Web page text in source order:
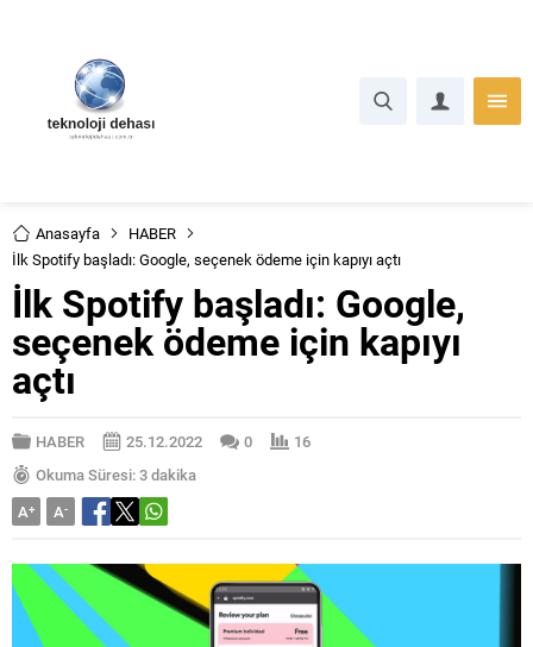
Anasayfa
HABER
İlk Spotify başladı: Google, seçenek ödeme için kapıyı açtı
İlk Spotify başladı: Google,
seçenek ödeme için kapıyı
açtı
HABER 25.12.2022 0
16
Okuma Süresi: 3 dakika
A+ A-